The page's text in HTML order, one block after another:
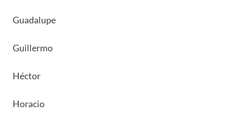
Guadalupe
Guillermo
Héctor
Horacio